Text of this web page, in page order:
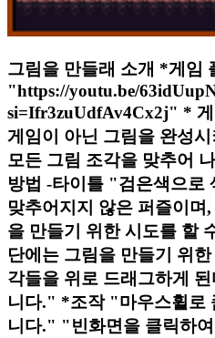
그림을 만들래 소개 *게임
"https://youtu.be/
si=Ifr3zuUdfAv4Cx2j" *
게임이 아닌 그림을 완성
모든 그림 조각을 맞추어
방법 -타이틀 "검은색으로
맞추어지지 않은 퍼즐이며
을 만들기 위한 시도를 할
단에는 그림을 만들기 위
각들을 위로 드래그하게
니다." *조작 "마우스휠로
니다." "빈화면을 클릭하